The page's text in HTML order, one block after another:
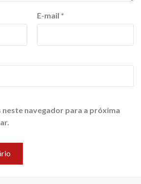
E-mail *
neste navegador para a próxima